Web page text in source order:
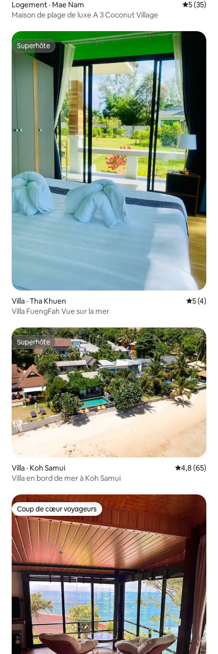
Logement · Mae Nam Note
5 (35)
Maison de plage de luxe A 3 Coconut Village
Superhôte
Superhôte
Villa · Tha Khuen Note
5 (4)
Villa FuengFah Vue sur la mer
Superhôte
Superhôte
Villa · Koh Samui Note
4,8 (65)
Villa en bord de mer à Koh Samui
Coup de cœur voyageurs
Coup de cœur voyageurs